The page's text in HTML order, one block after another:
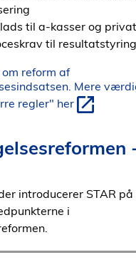
til a-kasser og
til resultatstyring.
reform af
Mere
regler" her
introducerer STAR på
i